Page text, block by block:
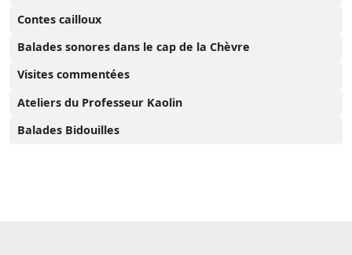
Contes cailloux
Balades sonores dans le cap de la Chèvre
Visites commentées
Ateliers du Professeur Kaolin
Balades Bidouilles